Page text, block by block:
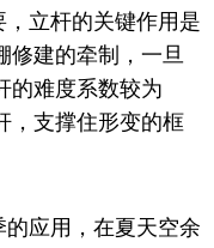
立杆的关键作用是
修建的牵制，一旦
的难度系数较为
，支撑住形变的框
应用，在夏天空余